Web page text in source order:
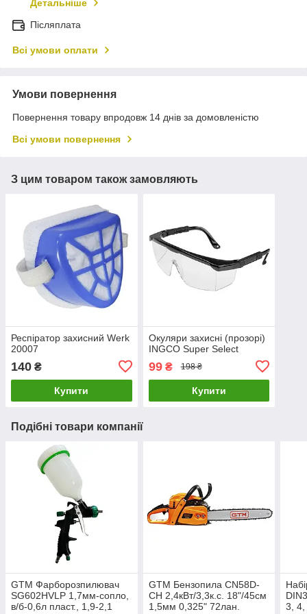
Детальніше
Післяплата
Всі умови оплати
Умови повернення
Повернення товару впродовж 14 днів за домовленістю
Всі умови повернення
З цим товаром також замовляють
Респіратор захисний Werk
20007
140 ₴
Купити
Окуляри захисні (прозорі)
INGCO Super Select
99₴ 198 ₴
Купити
Подібні товари компанії
GTM Фарборозпилювач
SG602HVLP 1,7мм-сопло,
в/б-0,6л пласт., 1,9-2,1
GTM Бензопила CN58D-
CH 2,4кВт/3,3к.с. 18"/45см
1,5мм 0,325" 72лан.
3,